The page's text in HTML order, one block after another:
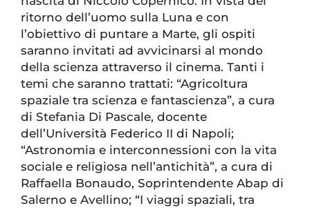
ritorno dell’uomo sulla Luna e con
l’obiettivo di puntare a Marte, gli ospiti
saranno invitati ad avvicinarsi al mondo
della scienza attraverso il cinema. Tanti i
temi che saranno trattati: “Agricoltura
spaziale tra scienza e fantascienza”, a cura
di Stefania Di Pascale, docente
dell’Università Federico II di Napoli;
“Astronomia e interconnessioni con la vita
sociale e religiosa nell’antichità”, a cura di
Raffaella Bonaudo, Soprintendente Abap di
Salerno e Avellino; “I viaggi spaziali, tra